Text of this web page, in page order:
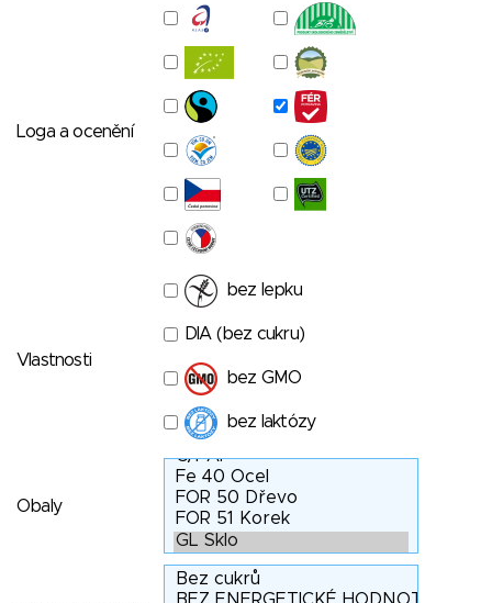
Loga a ocenění
Vlastnosti
bez lepku
DIA (bez cukru)
bez GMO
bez laktózy
Obaly